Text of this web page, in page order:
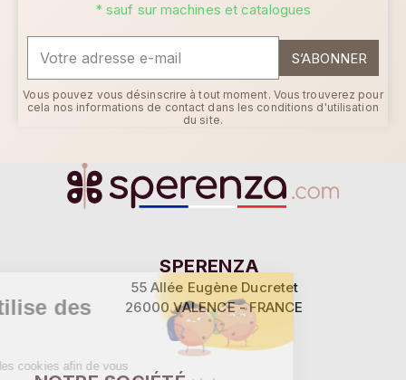
* sauf sur machines et catalogues
S’ABONNER
Vous pouvez vous désinscrire à tout moment. Vous trouverez pour
cela nos informations de contact dans les conditions d'utilisation
du site.
SPERENZA
55 Allée Eugène Ducretet
26000 VALENCE - FRANCE
Ce site utilise des
Sperenza utilise des cookies afin de vous